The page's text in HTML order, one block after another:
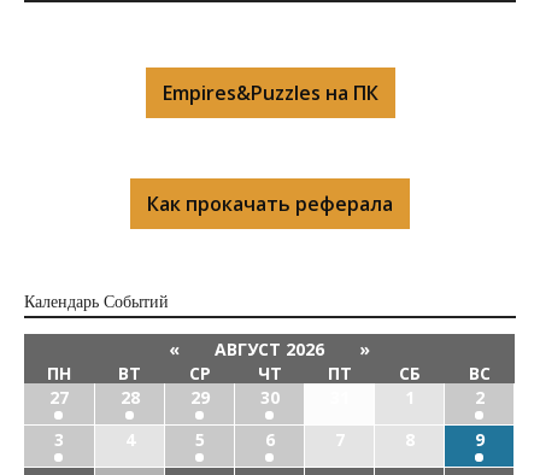
Empires&Puzzles на ПК
Как прокачать реферала
Календарь Cобытий
« АВГУСТ 2026
»
ПН
ВТ СР ЧТ ПТ СБ
ВС
27
28 29 30 1
2
3
4 5 6 7 8
9